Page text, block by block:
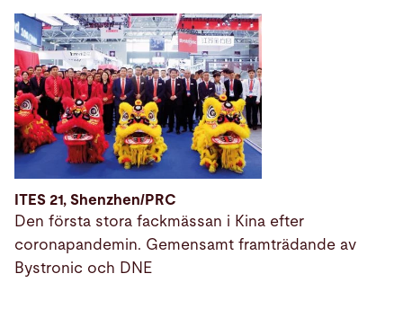
ITES 21, Shenzhen/PRC
Den första stora fackmässan i Kina efter
coronapandemin. Gemensamt framträdande av
Bystronic och DNE